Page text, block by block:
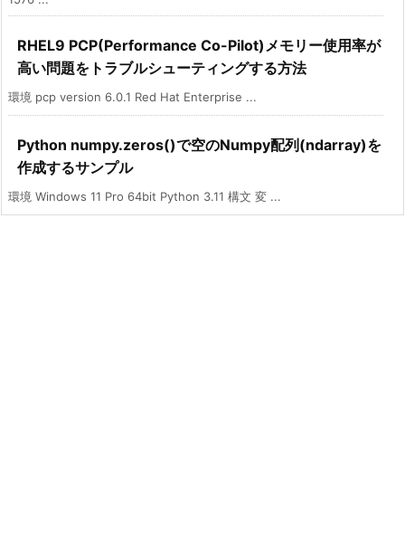
RHEL9 PCP(Performance Co-Pilot)メモリー使用率が
高い問題をトラブルシューティングする方法
環境 pcp version 6.0.1 Red Hat Enterprise ...
Python numpy.zeros()で空のNumpy配列(ndarray)を
作成するサンプル
環境 Windows 11 Pro 64bit Python 3.11 構文 変 ...